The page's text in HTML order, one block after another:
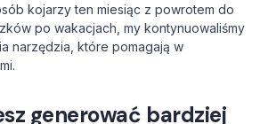
kojarzy ten miesiąc z powrotem do
po wakacjach, my kontynuowaliśmy
narzędzia, które pomagają w
generować bardziej